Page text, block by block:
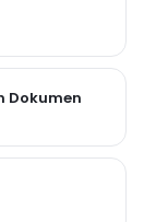
Dokumen